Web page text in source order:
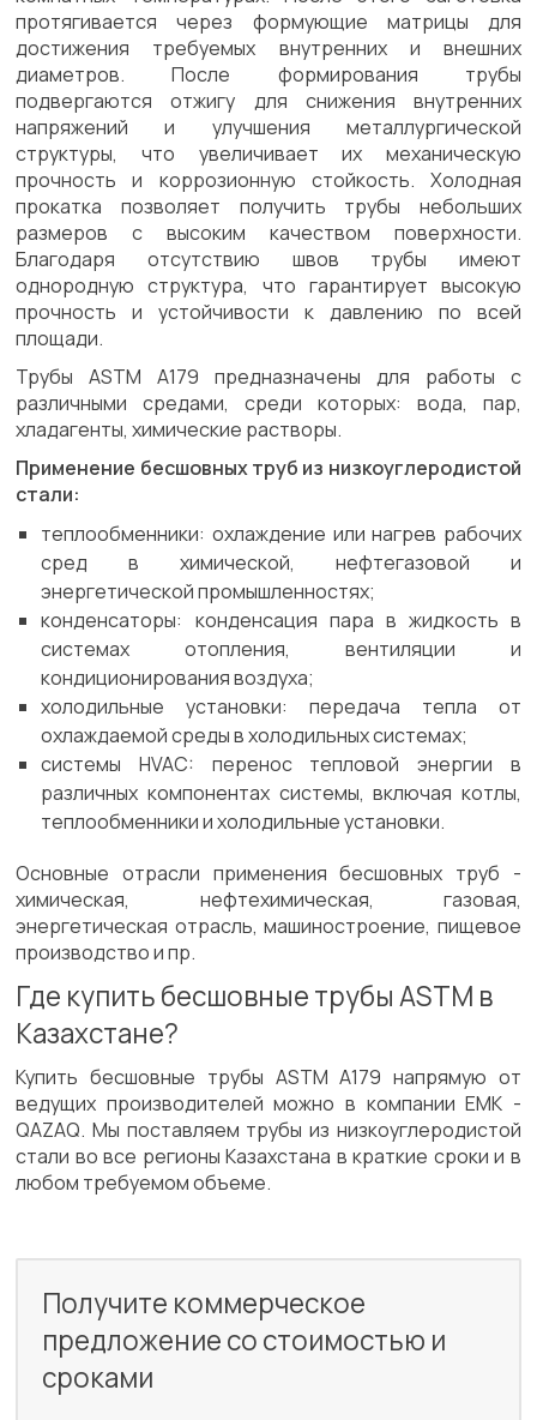
протягивается через формующие матрицы для
достижения требуемых внутренних и внешних
диаметров. После формирования трубы
подвергаются отжигу для снижения внутренних
напряжений и улучшения металлургической
структуры, что увеличивает их механическую
прочность и коррозионную стойкость. Холодная
прокатка позволяет получить трубы небольших
размеров с высоким качеством поверхности.
Благодаря отсутствию швов трубы имеют
однородную структура, что гарантирует высокую
прочность и устойчивости к давлению по всей
площади.
Трубы ASTM A179 предназначены для работы с
различными средами, среди которых: вода, пар,
хладагенты, химические растворы.
Применение бесшовных труб из низкоуглеродистой
стали:
теплообменники: охлаждение или нагрев рабочих
сред в химической, нефтегазовой и
энергетической промышленностях;
конденсаторы: конденсация пара в жидкость в
системах отопления, вентиляции и
кондиционирования воздуха;
холодильные установки: передача тепла от
охлаждаемой среды в холодильных системах;
системы HVAC: перенос тепловой энергии в
различных компонентах системы, включая котлы,
теплообменники и холодильные установки.
Основные отрасли применения бесшовных труб -
химическая, нефтехимическая, газовая,
энергетическая отрасль, машиностроение, пищевое
производство и пр.
Где купить бесшовные трубы ASTM в
Казахстане?
Купить бесшовные трубы ASTM A179 напрямую от
ведущих производителей можно в компании ЕМК -
QAZAQ. Мы поставляем трубы из низкоуглеродистой
стали во все регионы Казахстана в краткие сроки и в
любом требуемом объеме.
Получите коммерческое
предложение со стоимостью и
сроками